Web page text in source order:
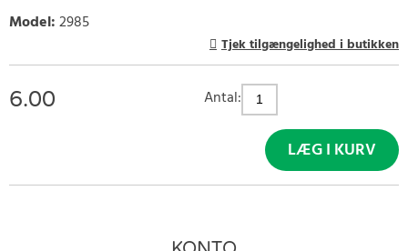
Model:2985
Tjek tilgængelighed i butikken
6.00 Antal:
LÆG I KURV